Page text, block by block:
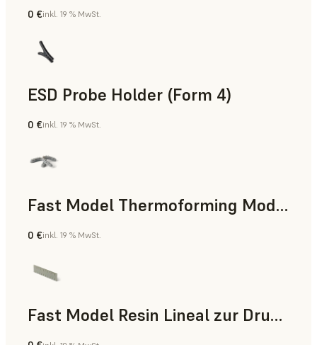
Zahnmedizin
0 €inkl. 19 % MwSt.
ESD Probe Holder (Form 4)
Technik
0 €inkl. 19 % MwSt.
Fast Model Thermoforming Model
Zahnmedizin
0 €inkl. 19 % MwSt.
Fast Model Resin Lineal zur Druckzeitmessung